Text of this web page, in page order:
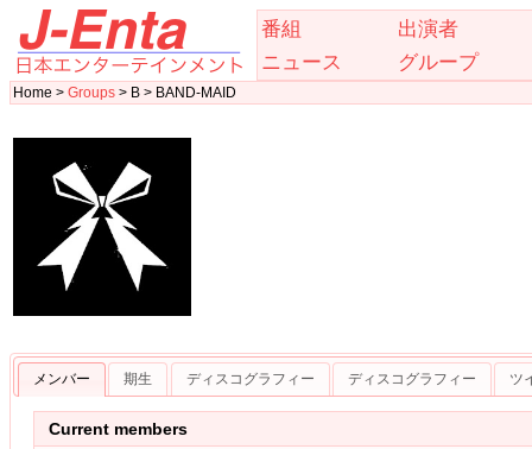
番組
出演者
ニュース
グループ
Home > Groups > B > BAND-MAID
メンバー 期生 ディスコグラフィー ディスコグラフィー ツ
Current members